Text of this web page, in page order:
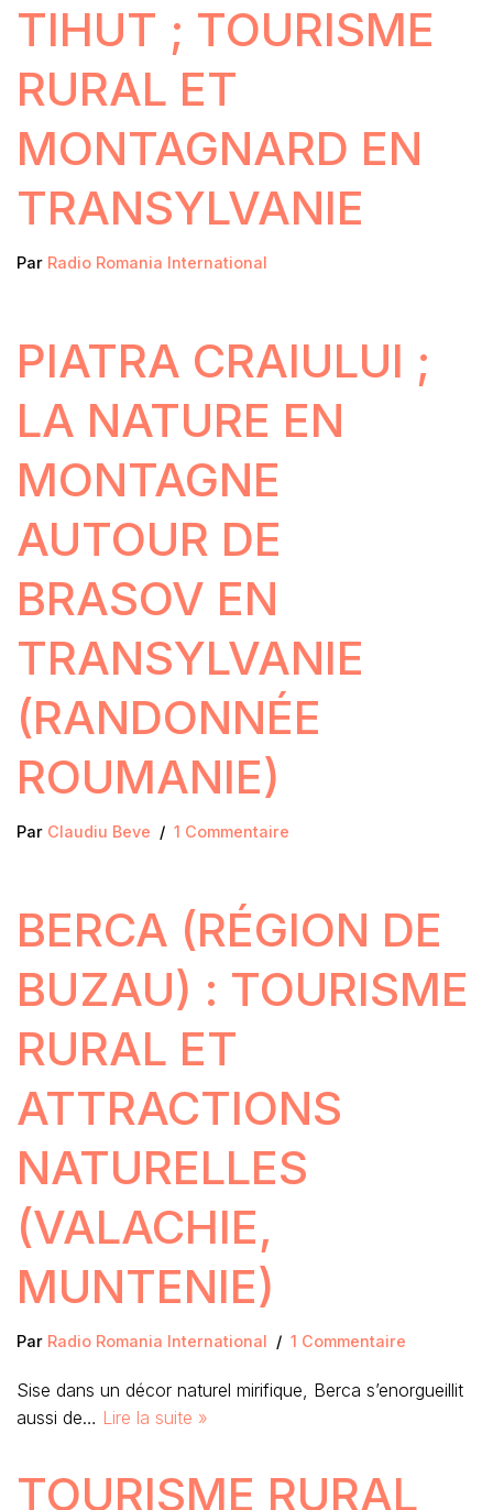
TIHUT ; TOURISME
RURAL ET
MONTAGNARD EN
TRANSYLVANIE
Par Radio Romania International
PIATRA CRAIULUI ;
LA NATURE EN
MONTAGNE
AUTOUR DE
BRASOV EN
TRANSYLVANIE
(RANDONNÉE
ROUMANIE)
Par Claudiu Beve 1 Commentaire
BERCA (RÉGION DE
BUZAU) : TOURISME
RURAL ET
ATTRACTIONS
NATURELLES
(VALACHIE,
MUNTENIE)
Par Radio Romania International 1 Commentaire
Sise dans un décor naturel mirifique, Berca s’enorgueillit
aussi de… Lire la suite »
TOURISME RURAL